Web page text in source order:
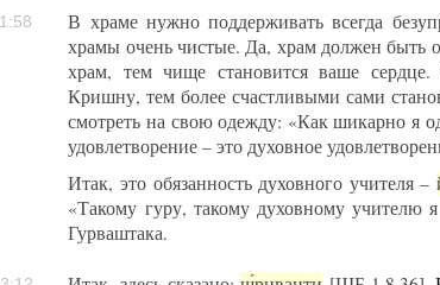
В храме нужно поддерживать всегда
храмы очень чистые. Да, храм должен быть
храм, тем чище становится ваше
Кришну, тем более счастливыми сами
смотреть на свою одежду: «Как шикарно я
удовлетворение – это духовное
Итак, это обязанность духовного учителя –
«Такому гуру, такому духовному учителю
Гурваштака.